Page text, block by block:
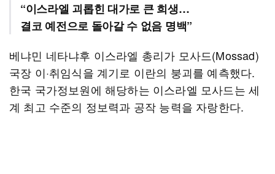
“이스라엘 괴롭힌 대가로 큰 희생…
결코 예전으로 돌아갈 수 없음 명백”
베냐민 네타냐후 이스라엘 총리가 모사드(Mossad)
국장 이·취임식을 계기로 이란의 붕괴를 예측했다.
한국 국가정보원에 해당하는 이스라엘 모사드는 세
계 최고 수준의 정보력과 공작 능력을 자랑한다.